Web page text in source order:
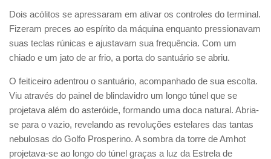
Dois acólitos se apressaram em ativar os controles do terminal.
Fizeram preces ao espírito da máquina enquanto pressionavam
suas teclas rúnicas e ajustavam sua frequência. Com um
chiado e um jato de ar frio, a porta do santuário se abriu.
O feiticeiro adentrou o santuário, acompanhado de sua escolta.
Viu através do painel de blindavidro um longo túnel que se
projetava além do asteróide, formando uma doca natural. Abria-
se para o vazio, revelando as revoluções estelares das tantas
nebulosas do Golfo Prosperino. A sombra da torre de Amhot
projetava-se ao longo do túnel graças a luz da Estrela de